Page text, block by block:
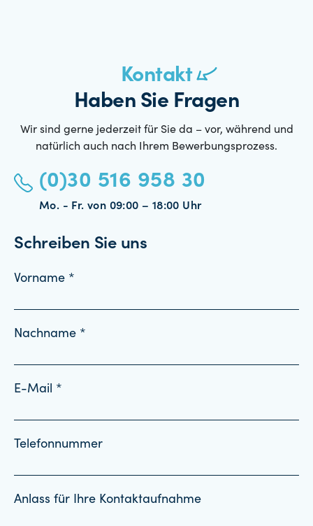
Kontakt
Haben Sie Fragen
Wir sind gerne jederzeit für Sie da – vor, während und
natürlich auch nach Ihrem Bewerbungsprozess.
(0)30 516 958 30
Mo. - Fr. von 09:00 – 18:00 Uhr
Schreiben Sie uns
Vorname *
Nachname *
E-Mail *
Telefonnummer
Anlass für Ihre Kontaktaufnahme